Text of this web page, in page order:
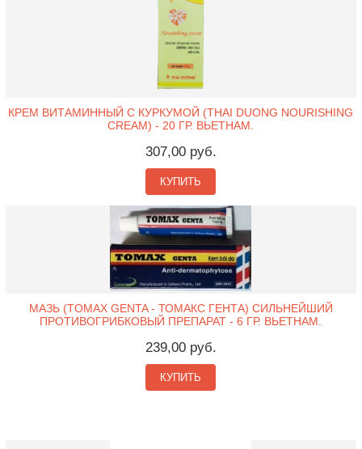
КРЕМ ВИТАМИННЫЙ C КУРКУМОЙ (THAI DUONG NOURISHING
CREAM) - 20 ГР. ВЬЕТНАМ.
307,00 руб.
КУПИТЬ
МАЗЬ (TOMAX GENTA - ТОМАКС ГЕНТА) СИЛЬНЕЙШИЙ
ПРОТИВОГРИБКОВЫЙ ПРЕПАРАТ - 6 ГР. ВЬЕТНАМ.
239,00 руб.
КУПИТЬ